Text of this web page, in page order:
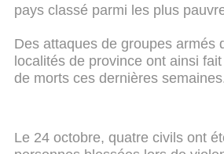
pays classé parmi les plus
Des attaques de groupes armés
localités de province ont ainsi
de morts ces dernières
Le 24 octobre, quatre civils ont